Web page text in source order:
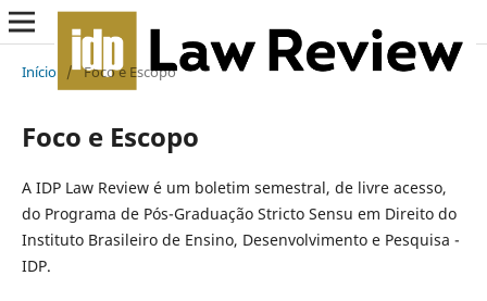
Início / Foco e Escopo
Foco e Escopo
A IDP Law Review é um boletim semestral, de livre acesso,
do Programa de Pós-Graduação Stricto Sensu em Direito do
Instituto Brasileiro de Ensino, Desenvolvimento e Pesquisa -
IDP.